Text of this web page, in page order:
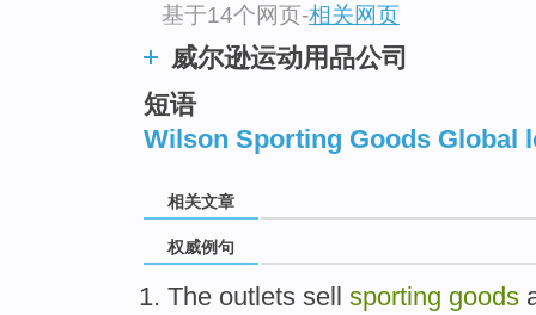
基于14个网页-相关网页
威尔逊运动用品公司
短语
Wilson Sporting Goods Global
相关文章
权威例句
The outlets sell sporting goods